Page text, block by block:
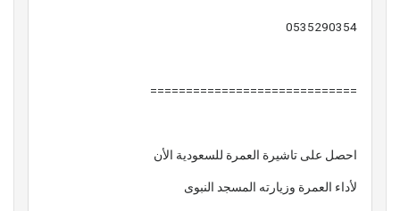
0535290354
=============================
احصل على تاشيرة العمرة للسعودية الأن
لأداء العمرة وزيارته المسجد النبوى